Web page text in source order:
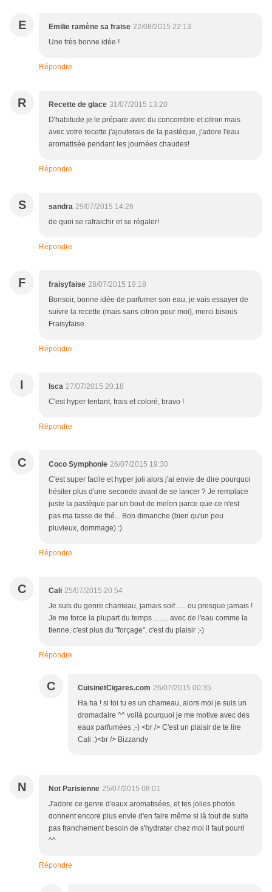
E Emilie ramène sa fraise 22/08/2015 22:13
Une très bonne idée !
Répondre
R Recette de glace 31/07/2015 13:20
D'habitude je le prépare avec du concombre et citron mais
avec votre recette j'ajouterais de la pastèque, j'adore l'eau
aromatisée pendant les journées chaudes!
Répondre
S sandra 29/07/2015 14:26
de quoi se rafraichir et se régaler!
Répondre
F fraisyfaise 28/07/2015 19:18
Bonsoir, bonne idée de parfumer son eau, je vais essayer de
suivre la recette (mais sans citron pour moi), merci bisous
Fraisyfaise.
Répondre
I Isca 27/07/2015 20:18
C'est hyper tentant, frais et coloré, bravo !
Répondre
C Coco Symphonie 26/07/2015 19:30
C'est super facile et hyper joli alors j'ai envie de dire pourquoi
hésiter plus d'une seconde avant de se lancer ? Je remplace
juste la pastèque par un bout de melon parce que ce n'est
pas ma tasse de thé... Bon dimanche (bien qu'un peu
pluvieux, dommage) :)
Répondre
C Cali 25/07/2015 20:54
Je suis du genre chameau, jamais soif ..... ou presque jamais !
Je me force la plupart du temps ........ avec de l'eau comme la
tienne, c'est plus du "forçage", c'est du plaisir ;-)
Répondre
C CuisinetCigares.com 26/07/2015 00:35
Ha ha ! si toi tu es un chameau, alors moi je suis un
dromadaire ^^ voilà pourquoi je me motive avec des
eaux parfumées ;-) <br /> C'est un plaisir de te lire
Cali :)<br /> Bizzandy
N Not Parisienne 25/07/2015 08:01
J'adore ce genre d'eaux aromatisées, et tes jolies photos
donnent encore plus envie d'en faire même si là tout de suite
pas franchement besoin de s'hydrater chez moi il faut pourri
^^
Répondre